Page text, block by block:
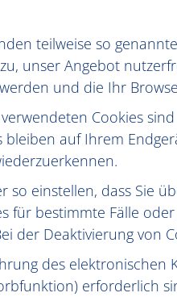
teilweise so
unser Angebot
und die Ihr
Cookies
bleiben auf Ihrem
so einstellen, dass Sie
für bestimmte Fälle
der Deaktivierung von
des
erforderlich